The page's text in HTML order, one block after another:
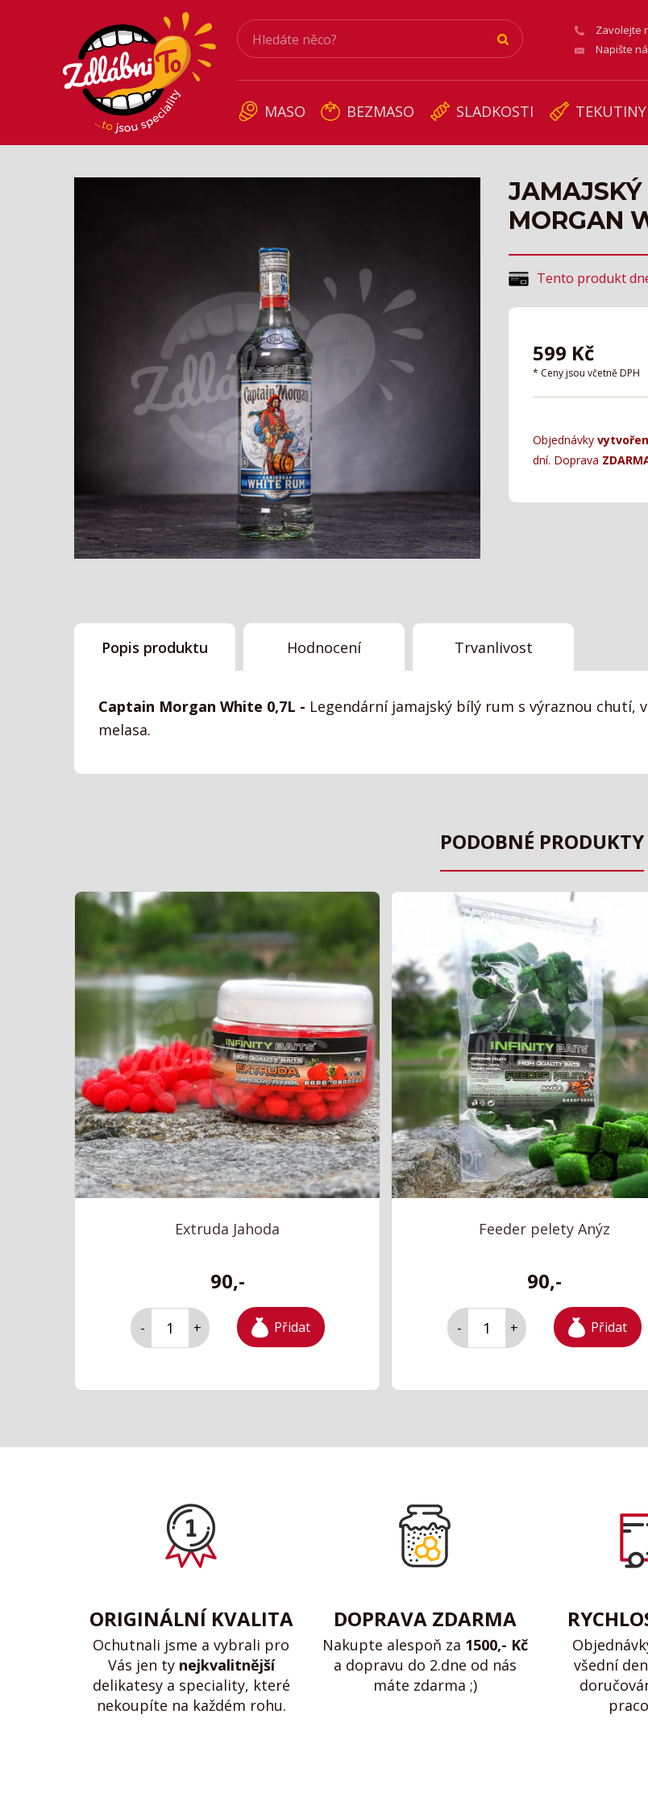
Zavolejte
Napište
MASO BEZMASO SLADKOSTI TEKUTINY
JAMAJSKÝ
MORGAN
Tento produkt
599 Kč
* Ceny jsou včetně DPH
Objednávky
dní. Doprava
Popis produktu Hodnocení Trvanlivost
Captain Morgan White 0,7L - Legendární jamajský bílý rum s výraznou chutí,
melasa.
PODOBNÉ PRODUKTY
Extruda Jahoda
90,-
- + Přidat
Feeder pelety Anýz
90,-
- + Přidat
ORIGINÁLNÍ KVALITA
Ochutnali jsme a vybrali pro
Vás jen ty nejkvalitnější
delikatesy a speciality, které
nekoupíte na každém rohu.
DOPRAVA ZDARMA
Nakupte alespoň za 1500,- Kč
a dopravu do 2.dne od nás
máte zdarma ;)
všední